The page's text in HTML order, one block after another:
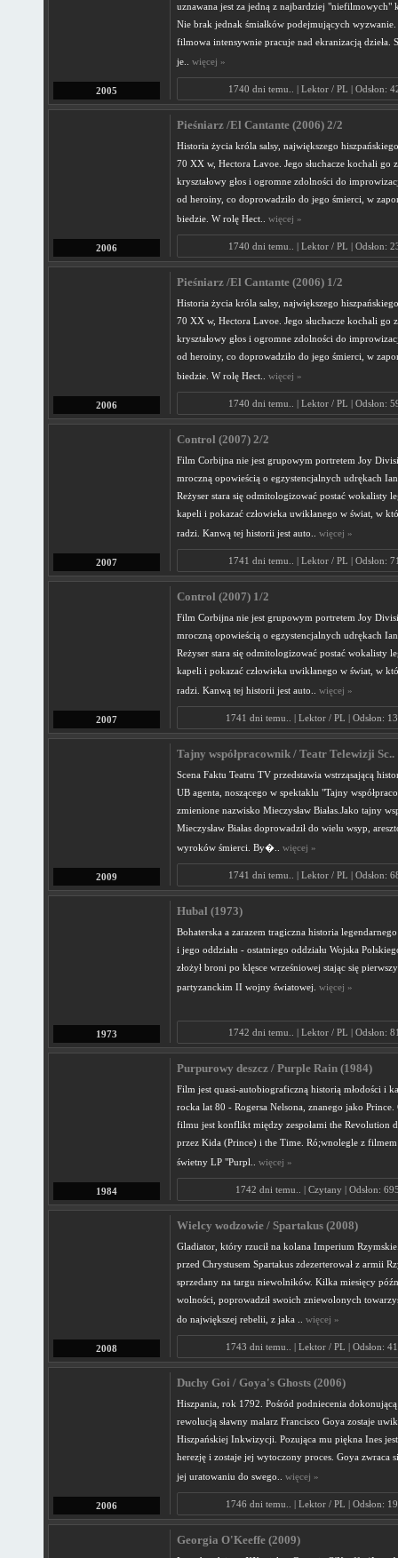
2005
uznawana jest za jedną z najbardziej "niefilmowych"
Nie brak jednak śmiałków podejmujących
filmowa intensywnie pracuje nad ekranizacją dzieła.
je.. więcej »
1740 dni temu.. | Lektor / PL | Odsłon:
2006
Pieśniarz /El Cantante (2006) 2/2
Historia życia króla salsy, największego
70 XX w, Hectora Lavoe. Jego słuchacze kochali go
kryształowy głos i ogromne zdolności do
od heroiny, co doprowadziło do jego śmierci, w
biedzie. W rolę Hect.. więcej »
1740 dni temu.. | Lektor / PL | Odsłon:
2006
Pieśniarz /El Cantante (2006) 1/2
Historia życia króla salsy, największego
70 XX w, Hectora Lavoe. Jego słuchacze kochali go
kryształowy głos i ogromne zdolności do
od heroiny, co doprowadziło do jego śmierci, w
biedzie. W rolę Hect.. więcej »
1740 dni temu.. | Lektor / PL | Odsłon:
2007
Control (2007) 2/2
Film Corbijna nie jest grupowym portretem Joy
mroczną opowieścią o egzystencjalnych udrękach
Reżyser stara się odmitologizować postać wokalisty
kapeli i pokazać człowieka uwikłanego w świat, w
radzi. Kanwą tej historii jest auto.. więcej »
1741 dni temu.. | Lektor / PL | Odsłon:
2007
Control (2007) 1/2
Film Corbijna nie jest grupowym portretem Joy
mroczną opowieścią o egzystencjalnych udrękach
Reżyser stara się odmitologizować postać wokalisty
kapeli i pokazać człowieka uwikłanego w świat, w
radzi. Kanwą tej historii jest auto.. więcej »
1741 dni temu.. | Lektor / PL | Odsłon:
2009
Tajny współpracownik / Teatr Telewizji Sc..
Scena Faktu Teatru TV przedstawia wstrząsającą
UB agenta, noszącego w spektaklu "Tajny
zmienione nazwisko Mieczysław Białas.Jako tajny
Mieczysław Białas doprowadził do wielu wsyp,
wyroków śmierci. By�.. więcej »
1741 dni temu.. | Lektor / PL | Odsłon:
1973
Hubal (1973)
Bohaterska a zarazem tragiczna historia
i jego oddziału - ostatniego oddziału Wojska
złożył broni po klęsce wrześniowej stając się
partyzanckim II wojny światowej. więcej »
1742 dni temu.. | Lektor / PL | Odsłon:
1984
Purpurowy deszcz / Purple Rain (1984)
Film jest quasi-autobiograficzną historią młodości i
rocka lat 80 - Rogersa Nelsona, znanego jako Prince.
filmu jest konflikt między zespołami the Revolution
przez Kida (Prince) i the Time. Ró;wnolegle z filmem
świetny LP "Purpl.. więcej »
1742 dni temu.. | Czytany | Odsłon:
2008
Wielcy wodzowie / Spartakus (2008)
Gladiator, który rzucił na kolana Imperium
przed Chrystusem Spartakus zdezerterował z armii
sprzedany na targu niewolników. Kilka miesięcy
wolności, poprowadził swoich zniewolonych
do największej rebelii, z jaka .. więcej »
1743 dni temu.. | Lektor / PL | Odsłon:
2006
Duchy Goi / Goya's Ghosts (2006)
Hiszpania, rok 1792. Pośród podniecenia
rewolucją sławny malarz Francisco Goya zostaje
Hiszpańskiej Inkwizycji. Pozująca mu piękna Ines
herezję i zostaje jej wytoczony proces. Goya zwraca
jej uratowaniu do swego.. więcej »
1746 dni temu.. | Lektor / PL | Odsłon:
Georgia O'Keeffe (2009)